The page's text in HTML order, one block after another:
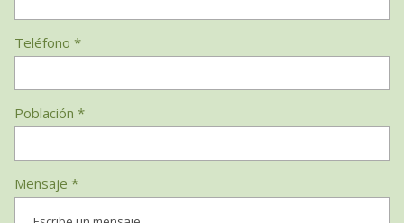
Teléfono *
Población *
Mensaje *